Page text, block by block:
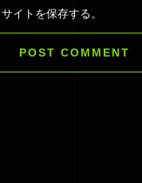
イトを保存する。